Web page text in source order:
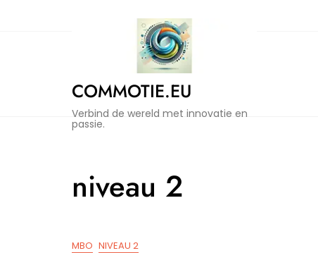
COMMOTIE.EU
Verbind de wereld met innovatie en
passie.
niveau 2
MBO NIVEAU 2